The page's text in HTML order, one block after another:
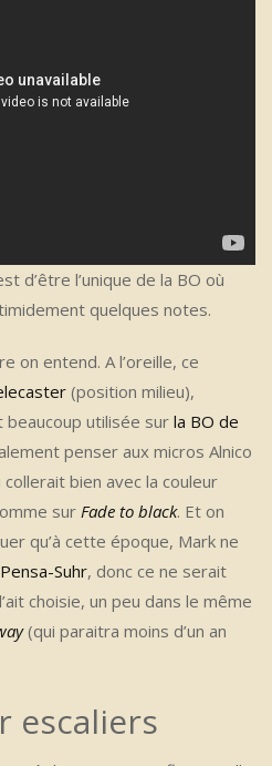
d’être l’unique de la BO où
quelques notes.
on entend. A l’oreille, ce
(position milieu),
beaucoup utilisée sur la BO de
penser aux micros Alnico
bien avec la couleur
sur Fade to black. Et on
qu’à cette époque, Mark ne
Pensa-Suhr, donc ce ne serait
choisie, un peu dans le même
(qui paraitra moins d’un an
escaliers